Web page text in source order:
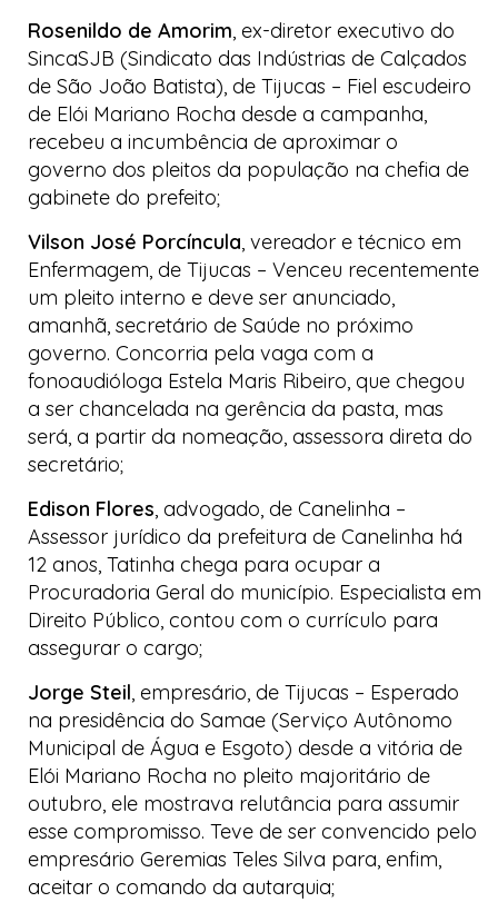
Rosenildo de Amorim , ex-diretor executivo do
SincaSJB (Sindicato das Indústrias de Calçados
de São João Batista), de Tijucas – Fiel escudeiro
de Elói Mariano Rocha desde a campanha,
recebeu a incumbência de aproximar o
governo dos pleitos da população na chefia de
gabinete do prefeito;
Vilson José Porcíncula, vereador e técnico em
Enfermagem, de Tijucas – Venceu recentemente
um pleito interno e deve ser anunciado,
amanhã, secretário de Saúde no próximo
governo. Concorria pela vaga com a
fonoaudióloga Estela Maris Ribeiro, que chegou
a ser chancelada na gerência da pasta, mas
será, a partir da nomeação, assessora direta do
secretário;
Edison Flores, advogado, de Canelinha –
Assessor jurídico da prefeitura de Canelinha há
12 anos, Tatinha chega para ocupar a
Procuradoria Geral do município. Especialista em
Direito Público, contou com o currículo para
assegurar o cargo;
Jorge Steil, empresário, de Tijucas – Esperado
na presidência do Samae (Serviço Autônomo
Municipal de Água e Esgoto) desde a vitória de
Elói Mariano Rocha no pleito majoritário de
outubro, ele mostrava relutância para assumir
esse compromisso. Teve de ser convencido pelo
empresário Geremias Teles Silva para, enfim,
aceitar o comando da autarquia;